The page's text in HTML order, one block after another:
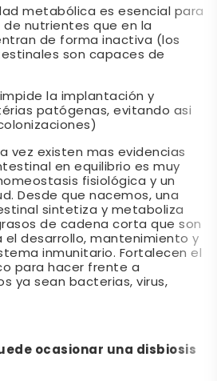
metabólica es esencial para
nutrientes que en la
de forma inactiva (los
son capaces de
la implantación y
patógenas, evitando asi
vez existen mas evidencias
en equilibrio es muy
fisiológica y un
Desde que nacemos, una
sintetiza y metaboliza
de cadena corta que son
desarrollo, mantenimiento y
inmunitario. Fortalecen el
para hacer frente a
ya sean bacterias, virus,
ocasionar una disbiosis